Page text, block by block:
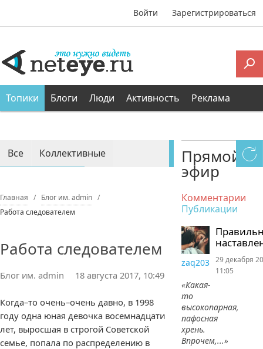
Войти Зарегистрироваться
Топики Блоги Люди Активность Реклама
Все Коллективные
Главная
Блог им. admin
Работа следователем
Работа следователем
Блог им. admin 18 августа 2017, 10:49
Когда–то очень–очень давно, в 1998
году одна юная девочка восемнадцати
лет, выросшая в строгой Советской
семье, попала по распределению в
Прямой
эфир
Комментарии
Публикации
zaq203
«Какая-
то
высокопарная,
пафосная
хрень.
Впрочем,...»
29 декабря
11:05